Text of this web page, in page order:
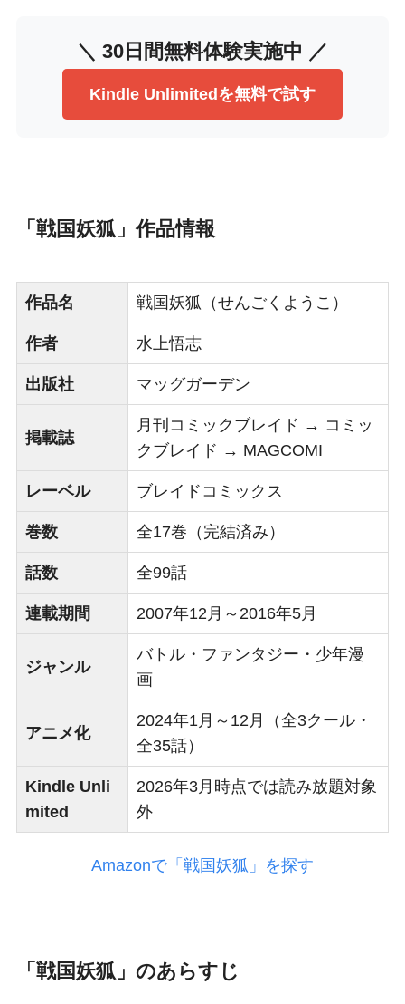
＼ 30日間無料体験実施中 ／
Kindle Unlimitedを無料で試す
「戦国妖狐」作品情報
作品名 戦国妖狐（せんごくようこ）
作者 水上悟志
出版社 マッグガーデン
掲載誌
月刊コミックブレイド → コミッ
クブレイド → MAGCOMI
レーベル ブレイドコミックス
巻数 全17巻（完結済み）
話数 全99話
連載期間 2007年12月～2016年5月
ジャンル
バトル・ファンタジー・少年漫
画
アニメ化
2024年1月～12月（全3クール・
全35話）
Kindle Unli
mited
2026年3月時点では読み放題対象
外
Amazonで「戦国妖狐」を探す
「戦国妖狐」のあらすじ